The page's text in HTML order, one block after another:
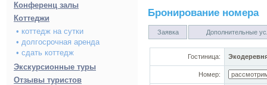
Конференц залы
Коттеджи
• коттедж на сутки
• долгосрочная аренда
• сдать коттедж
Экскурсионные туры
Отзывы туристов
Бронирование номера
Заявка Дополнительные
Гостиница:
Номер: